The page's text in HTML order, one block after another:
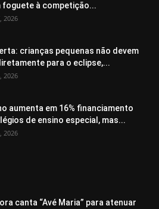
foguete à competição...
2026
crianças pequenas não devem
para o eclipse,...
2026
aumenta em 16% financiamento
de ensino especial, mas...
2026
canta “Avé Maria” para atenuar